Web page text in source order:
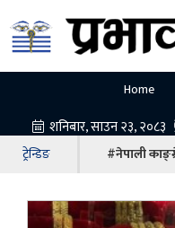
Home
ट्रेन्डिङ #नेपाली